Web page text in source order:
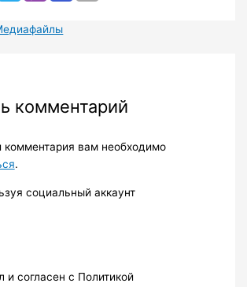
комментарий
комментария вам необходимо
.
социальный аккаунт
и согласен с Политикой